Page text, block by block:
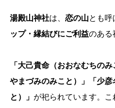
湯殿山神社は、 恋の山とも呼
ップ・縁結びにご利益のある
「大己貴命（おおなむちの
やまづみのみこと）」「少
と）」 が祀られています。